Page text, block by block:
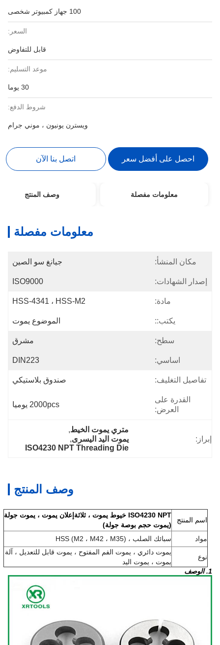
100 جهاز كمبيوتر شخصى
السعر:
قابل للتفاوض
موعد التسليم:
30 يوما
شروط الدفع:
ويسترن يونيون ، موني جرام
احصل على أفضل سعر اتصل بنا الآن
معلومات مفصلة وصف المنتج
معلومات مفصلة
مكان المنشأ: جيانغ سو الصين
إصدار الشهادات: ISO9000
مادة: HSS-4341 ، HSS-M2
يكتب:: الموضوع يموت
سطح: مشرق
اساسي: DIN223
تفاصيل التغليف: صندوق بلاستيكي
القدرة على
العرض:
2000pcs يوميا
إبراز:
متري يموت الخيط,
يموت اليد اليسرى,
ISO4230 NPT Threading Die
وصف المنتج
اسم المنتج
ISO4230 NPT خيوط يموت ، ثلاثة
إعلان يموت ، يموت جولة
(يموت حجم بوصة جولة)
مواد
سبائك الصلب ، HSS (M2 ، M42 ، M35)
نوع
يموت دائري ، يموت الفم المفتوح ، يموت قابل للتعديل ، آلة
يموت ، يموت اليد